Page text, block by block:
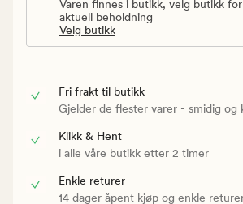
Varen finnes i butikk, velg butikk for
aktuell beholdning
Velg butikk
Fri frakt til butikk
Gjelder de flester varer - smidig og
Klikk & Hent
i alle våre butikk etter 2 timer
Enkle returer
14 dager åpent kjøp og enkle